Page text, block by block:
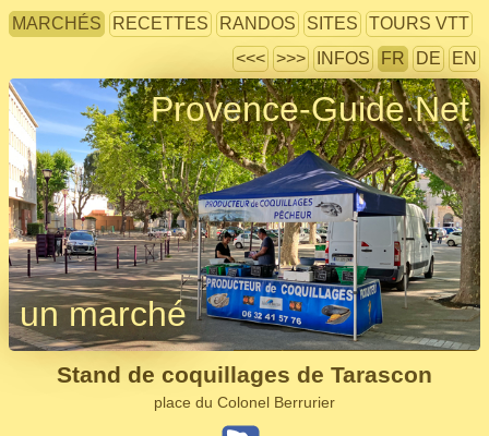
MARCHÉS RECETTES RANDOS SITES
TOURS VTT
<<< >>> INFOS FR DE EN
Provence-Guide.Net
un marché
Stand de coquillages de Tarascon
place du Colonel Berrurier